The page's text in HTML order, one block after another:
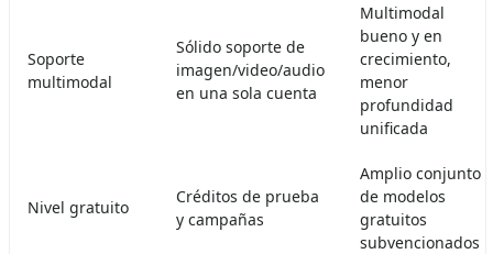
Soporte
multimodal
Sólido soporte de
imagen/video/audio
en una sola cuenta
Multimodal
bueno y en
crecimiento,
menor
profundidad
unificada
Nivel gratuito
Créditos de prueba
y campañas
Amplio conjunto
de modelos
gratuitos
subvencionados